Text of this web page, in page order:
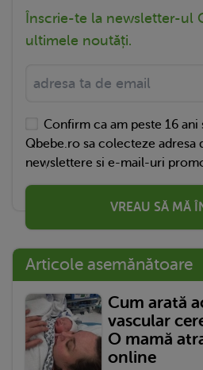
Înscrie-te la newsletter-ul
ultimele noutăți.
Confirm ca am peste 16 ani
Qbebe.ro sa colecteze adresa
newslettere si e-mail-uri
VREAU SĂ MĂ
Articole asemănătoare
Cum arată
vascular
O mamă
online